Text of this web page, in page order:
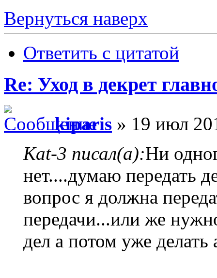
Вернуться наверх
Ответить с цитатой
Re: Уход в декрет
kiparis » 19 июл
Kat-3 писал(а):Ни
нет....думаю передать
вопрос я должна
передачи...или же
дел а потом уже делать